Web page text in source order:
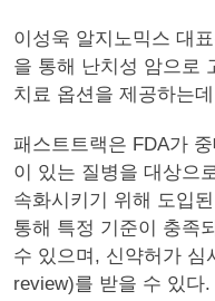
이성욱 알지노믹스 대
을 통해 난치성 암으로
치료 옵션을 제공하는
패스트트랙은 FDA가
이 있는 질병을 대상으
속화시키기 위해 도입
통해 특정 기준이 충족
수 있으며, 신약허가 심
review)를 받을 수 있다.